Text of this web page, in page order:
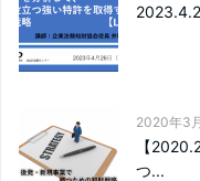
2020年3
【
つ...